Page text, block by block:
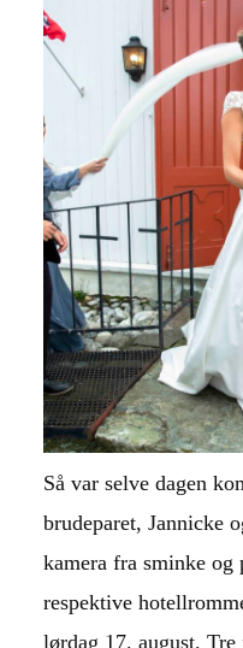
Så var selve dagen
brudeparet, Jannicke
kamera fra sminke og
respektive
lørdag 17. august.